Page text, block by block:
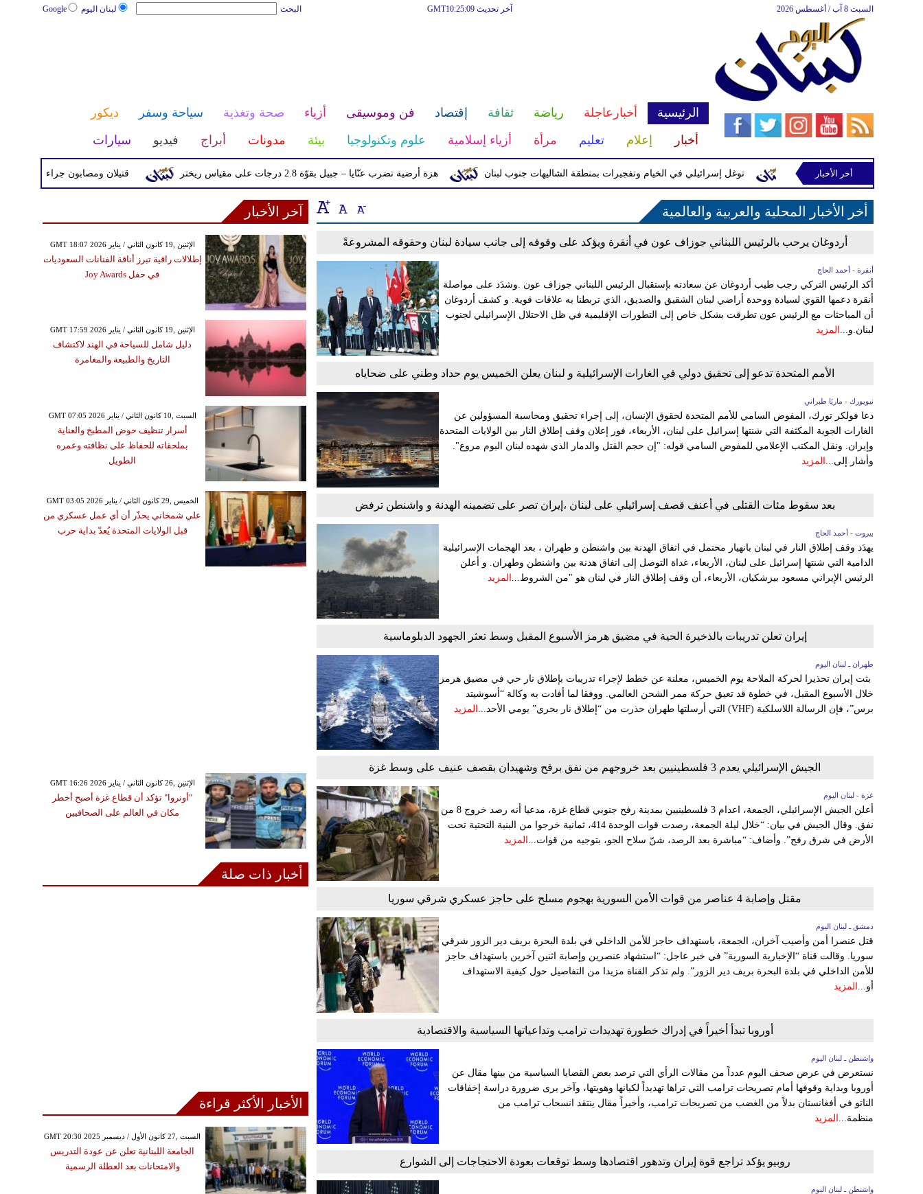
لبنان اليوم Google البحث آخر تحديث GMT10:25:09 السبت 8 آب / أغسطس 2026
الرئيسية أخبارعاجلة رياضة ثقافة إقتصاد فن وموسيقى أزياء صحة وتغذية سياحة وسفر
ديكور
أخبار
إعلام تعليم مرأة أزياء إسلامية علوم وتكنولوجيا بيئة مدونات أبراج فيديو سيارات
قتيلان ومصابون جراء 14 غارة إسرائيلية على شرق وجنوب لبنان هزة أرضية تضرب عنّايا – جبيل بقوّة 2.8 درجات على مقياس ريختر توغل إسرائيلي في الخيام وتفجيرات بمنطقة الشاليهات جنوب لبنان إسرائيلية في رب ثلاثين
أخر الأخبار
أخر الأخبار المحلية والعربية والعالمية
أردوغان يرحب بالرئيس اللبناني جوزاف عون في أنقرة ويؤكد على وقوفه إلى جانب سيادة لبنان وحقوقه المشروعةً
أنقرة - أحمد الحاج
أكد الرئيس التركي رجب طيب أردوغان عن سعادته بإستقبال الرئيس اللبناني جوزاف عون .وشدَد على مواصلة
أنقرة دعمها القوي لسيادة ووحدة أراضي لبنان الشقيق والصديق، الذي تربطنا به علاقات قوية. و كشف أردوغان
أن المباحثات مع الرئيس عون تطرقت بشكل خاص إلى التطورات الإقليمية في ظل الاحتلال الإسرائيلي لجنوب
لبنان.و... المزيد
الأمم المتحدة تدعو إلى تحقيق دولي في الغارات الإسرائيلية و لبنان يعلن الخميس يوم حداد وطني على ضحاياه
نيويورك - ماريَا طبراني
دعا فولكر تورك، المفوض السامي للأمم المتحدة لحقوق الإنسان، إلى إجراء تحقيق ومحاسبة المسؤولين عن
الغارات الجوية المكثفة التي شنتها إسرائيل على لبنان، الأربعاء، فور إعلان وقف إطلاق النار بين الولايات المتحدة
وإيران. ونقل المكتب الإعلامي للمفوض السامي قوله: "إن حجم القتل والدمار الذي شهده لبنان اليوم مروع".
وأشار إلى... المزيد
بعد سقوط مئات القتلى في أعنف قصف إسرائيلي على لبنان ،إيران تصر على تضمينه الهدنة و واشنطن ترفض
بيروت - أحمد الحاج
يهدَد وقف إطلاق النار في لبنان بانهيار محتمل في اتفاق الهدنة بين واشنطن و طهران ، بعد الهجمات الإسرائيلية
الدامية التي شنتها إسرائيل على لبنان، الأربعاء، غداة التوصل إلى اتفاق هدنة بين واشنطن وطهران. و أعلن
الرئيس الإيراني مسعود بيزشكيان، الأربعاء، أن وقف إطلاق النار في لبنان هو "من الشروط... المزيد
إيران تعلن تدريبات بالذخيرة الحية في مضيق هرمز الأسبوع المقبل وسط تعثر الجهود الدبلوماسية
طهران ـ لبنان اليوم
بثت إيران تحذيرا لحركة الملاحة يوم الخميس، معلنة عن خطط لإجراء تدريبات بإطلاق نار حي في مضيق هرمز
خلال الأسبوع المقبل، في خطوة قد تعيق حركة ممر الشحن العالمي. ووفقا لما أفادت به وكالة “أسوشيتد
برس”، فإن الرسالة اللاسلكية (VHF) التي أرسلتها طهران حذرت من “إطلاق نار بحري” يومي الأحد...
المزيد
الجيش الإسرائيلي يعدم 3 فلسطينيين بعد خروجهم من نفق برفح وشهيدان بقصف عنيف على وسط غزة
غزة - لبنان اليوم
أعلن الجيش الإسرائيلي، الجمعة، اعدام 3 فلسطينيين بمدينة رفح جنوبي قطاع غزة، مدعيا أنه رصد خروج 8 من
نفق. وقال الجيش في بيان: “خلال ليلة الجمعة، رصدت قوات الوحدة 414، ثمانية خرجوا من البنية التحتية تحت
الأرض في شرق رفح”. وأضاف: “مباشرة بعد الرصد، شنّ سلاح الجو، بتوجيه من قوات... المزيد
مقتل وإصابة 4 عناصر من قوات الأمن السورية بهجوم مسلح على حاجز عسكري شرقي سوريا
دمشق ـ لبنان اليوم
قتل عنصرا أمن وأصيب آخران، الجمعة، باستهداف حاجز للأمن الداخلي في بلدة البحرة بريف دير الزور شرقي
سوريا. وقالت قناة “الإخبارية السورية” في خبر عاجل: “استشهاد عنصرين وإصابة اثنين آخرين باستهداف حاجز
للأمن الداخلي في بلدة البحرة بريف دير الزور”. ولم تذكر القناة مزيدا من التفاصيل حول كيفية الاستهداف
أو... المزيد
أوروبا تبدأ أخيراً في إدراك خطورة تهديدات ترامب وتداعياتها السياسية والاقتصادية
واشنطن ـ لبنان اليوم
نستعرض في عرض صحف اليوم عدداً من مقالات الرأي التي ترصد بعض القضايا السياسية من بينها مقال عن
أوروبا وبداية وقوفها أمام تصريحات ترامب التي تراها تهديداً لكيانها وهويتها، وآخر يرى ضرورة دراسة إخفاقات
الناتو في أفغانستان بدلاً من الغضب من تصريحات ترامب، وأخيراً مقال ينتقد انسحاب ترامب من
منظمة... المزيد
روبيو يؤكد تراجع قوة إيران وتدهور اقتصادها وسط توقعات بعودة الاحتجاجات إلى الشوارع
واشنطن ـ لبنان اليوم
آخر الأخبار
GMT 18:07 2026 الإثنين ,19 كانون الثاني / يناير
إطلالات راقية تبرز أناقة الفنانات السعوديات
في حفل Joy Awards
GMT 17:59 2026 الإثنين ,19 كانون الثاني / يناير
دليل شامل للسياحة في الهند لاكتشاف
التاريخ والطبيعة والمغامرة
GMT 07:05 2026 السبت ,10 كانون الثاني / يناير
أسرار تنظيف حوض المطبخ والعناية
بملحقاته للحفاظ على نظافته وعمره
الطويل
GMT 03:05 2026 الخميس ,29 كانون الثاني / يناير
علي شمخاني يحذّر أن أي عمل عسكري من
قبل الولايات المتحدة يُعدّ بداية حرب
GMT 16:26 2026 الإثنين ,26 كانون الثاني / يناير
"أونروا" تؤكد أن قطاع غزة أصبح أخطر
مكان في العالم على الصحافيين
أخبار ذات صلة
الأخبار الأكثر قراءة
GMT 20:30 2025 السبت ,27 كانون الأول / ديسمبر
الجامعة اللبنانية تعلن عن عودة التدريس
والامتحانات بعد العطلة الرسمية